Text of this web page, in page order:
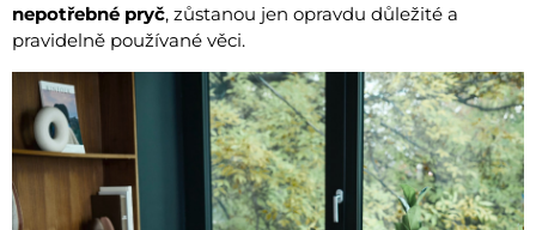
nepotřebné pryč, zůstanou jen opravdu důležité a
pravidelně používané věci.